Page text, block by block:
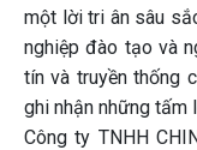
một lời tri ân sâu
nghiệp đào tạo và
tín và truyền thống
ghi nhận những tấm
Công ty TNHH